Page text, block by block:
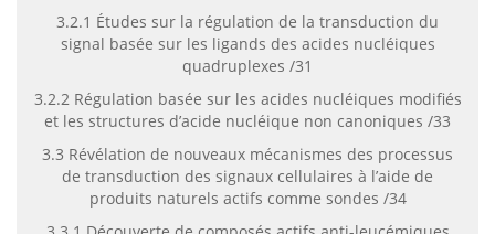
3.2.1 Études sur la régulation de la transduction du
signal basée sur les ligands des acides nucléiques
quadruplexes /31
3.2.2 Régulation basée sur les acides nucléiques modifiés
et les structures d’acide nucléique non canoniques /33
3.3 Révélation de nouveaux mécanismes des processus
de transduction des signaux cellulaires à l’aide de
produits naturels actifs comme sondes /34